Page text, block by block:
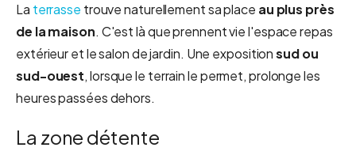
La terrasse trouve naturellement sa place au plus près
de la maison. C'est là que prennent vie l'espace repas
extérieur et le salon de jardin. Une expositionsud ou
sud-ouest, lorsque le terrain le permet, prolonge les
heures passées dehors.
La zone détente